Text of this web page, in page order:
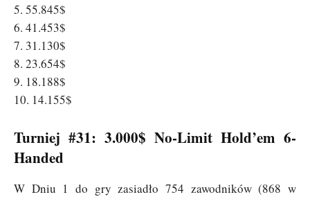
5. 55.845$
6. 41.453$
7. 31.130$
8. 23.654$
9. 18.188$
10. 14.155$
Turniej #31: 3.000$ No-Limit Hold’em 6-
Handed
W Dniu 1 do gry zasiadło 754 zawodników (868 w